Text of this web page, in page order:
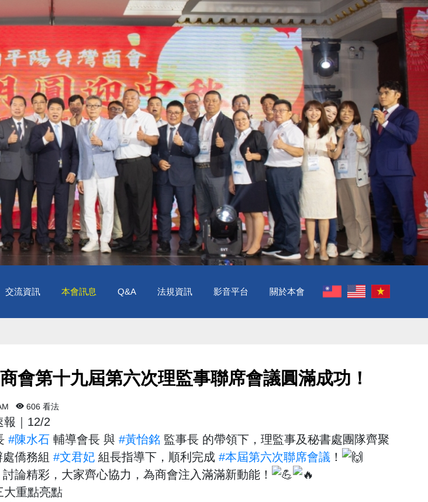
交流資訊 本會訊息 Q&A 法規資訊 影音平台 關於本會
會第十九屆第六次理監事聯席會議圓滿成功！
606 看法
報｜12/2
#陳水石 輔導會長 與 #黃怡銘 監事長 的帶領下，理監事及秘書處團隊齊聚
僑務組 #文君妃 組長指導下，順利完成 #本屆第六次聯席會議 ！
論精彩，大家齊心協力，為商會注入滿滿新動能！
大重點亮點